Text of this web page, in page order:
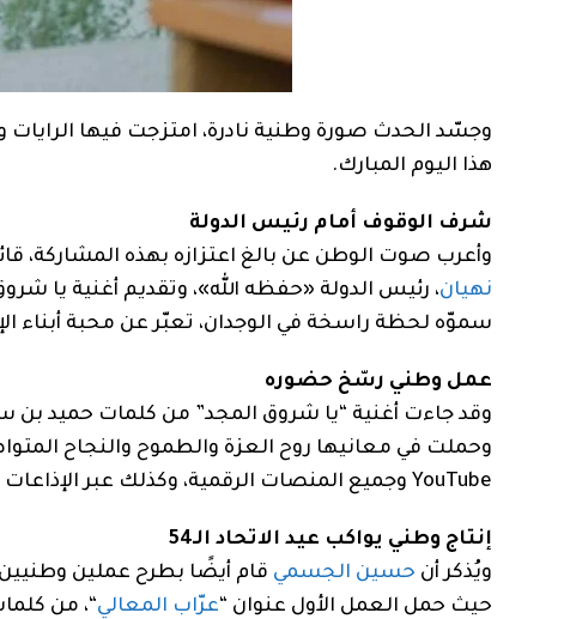
وجسّد الحدث صورة وطنية نادرة، امتزجت فيها
هذا اليوم المبارك.
شرف الوقوف أمام رئيس الدولة
وأعرب صوت الوطن عن بالغ اعتزازه بهذه المشاركة،
نهيان، رئيس الدولة «حفظه الله»، وتقديم أغنية يا
سموّه لحظة راسخة في الوجدان، تعبّر عن محبة أبناء
عمل وطني رسّخ حضوره
وقد جاءت أغنية “يا شروق المجد” من كلمات حميد بن
وحملت في معانيها روح العزة والطموح والنجاح
YouTube وجميع المنصات الرقمية، وكذلك عبر الإذاعات الإماراتية والعربية.
إنتاج وطني يواكب عيد الاتحاد الـ54
ويُذكر أن حسين الجسمي
حيث حمل العمل الأول عنوان “عرّاب المعالي“، من